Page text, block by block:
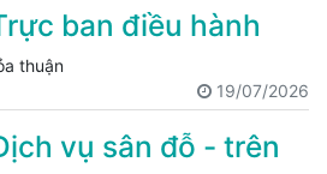
ban điều hành
thuận
19/07/2026
vụ sân đỗ - trên